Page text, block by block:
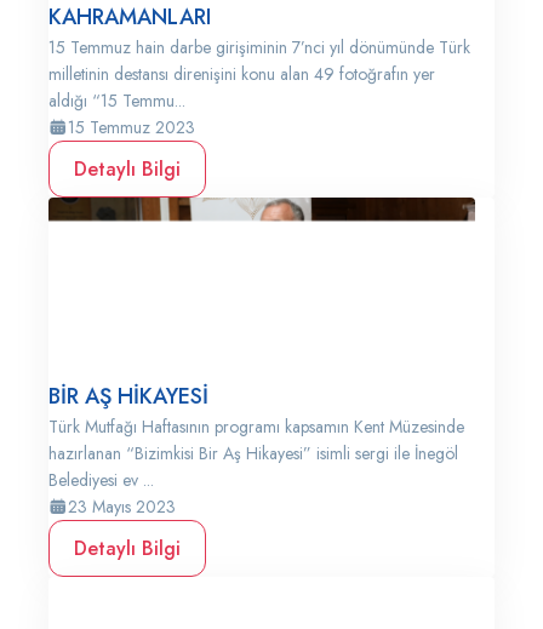
KAHRAMANLARI
15 Temmuz hain darbe girişiminin 7’nci yıl dönümünde Türk
milletinin destansı direnişini konu alan 49 fotoğrafın yer
aldığı “15 Temmu...
15 Temmuz 2023
Detaylı Bilgi
BİR AŞ HİKAYESİ
Türk Mutfağı Haftasının programı kapsamın Kent Müzesinde
hazırlanan “Bizimkisi Bir Aş Hikayesi” isimli sergi ile İnegöl
Belediyesi ev ...
23 Mayıs 2023
Detaylı Bilgi